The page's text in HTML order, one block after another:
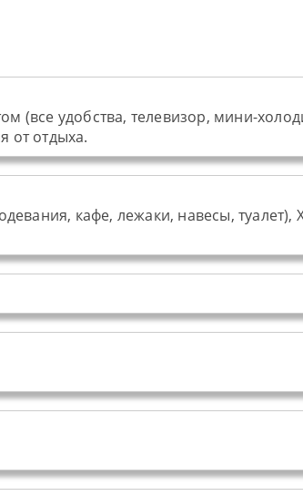
(все удобства, телевизор, мини-
от отдыха.
кафе, лежаки, навесы, туалет),